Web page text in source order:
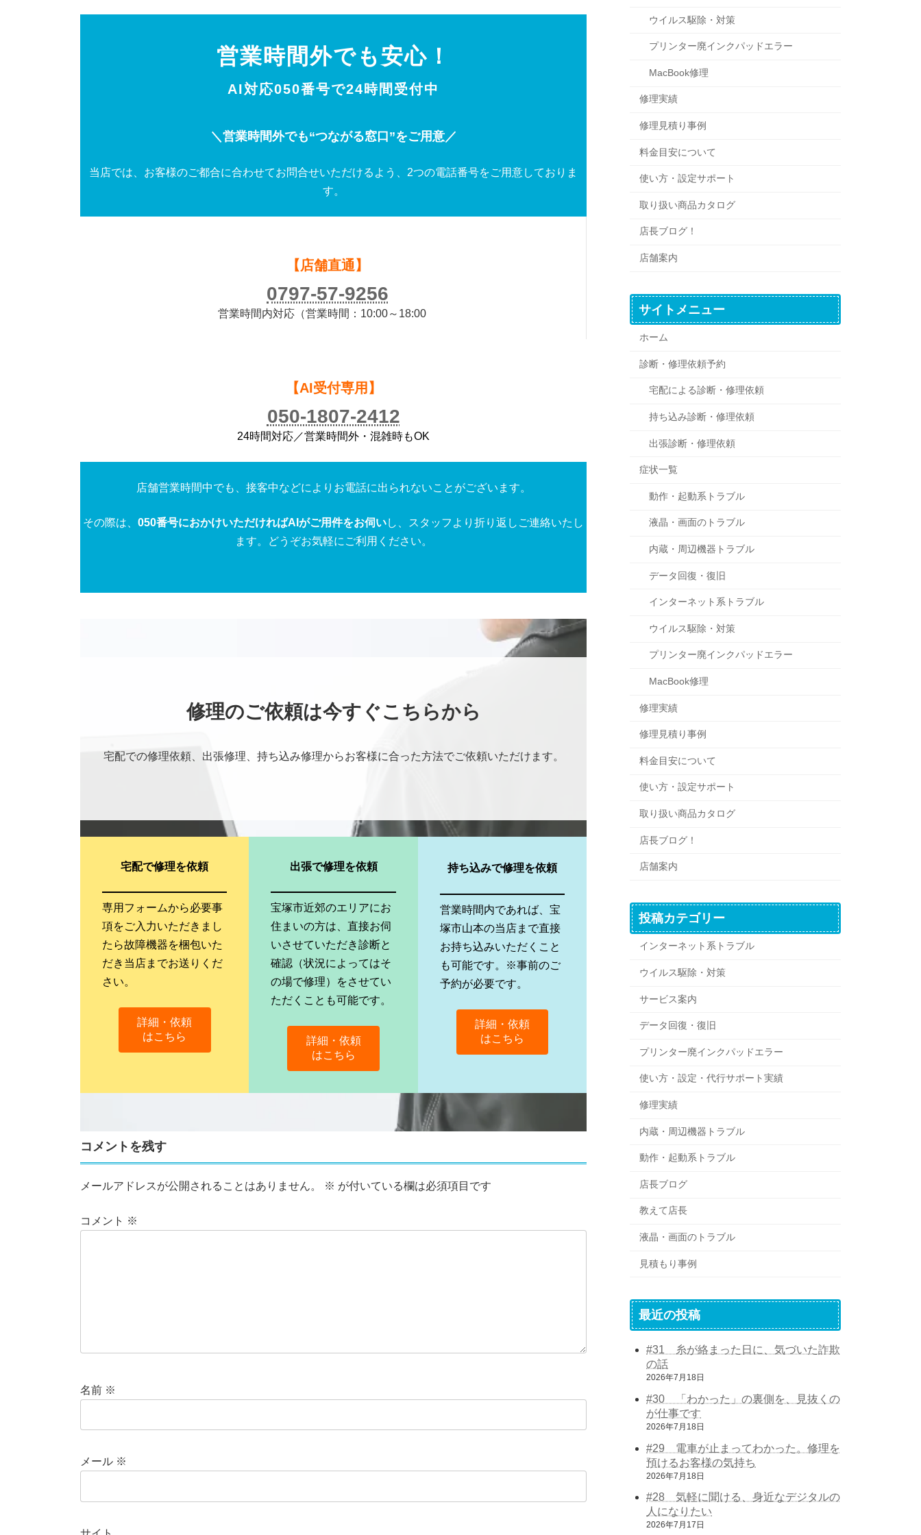
営業時間外でも安心！
AI対応050番号で24時間受付中
＼営業時間外でも“つながる窓口”をご用意／
当店では、お客様のご都合に合わせてお問合せいただけるよう、2つの電話番号をご用意しておりま
す。
【店舗直通】
0797-57-9256
営業時間内対応（営業時間：10:00～18:00
【AI受付専用】
050-1807-2412
24時間対応／営業時間外・混雑時もOK
店舗営業時間中でも、接客中などによりお電話に出られないことがございます。
その際は、050番号におかけいただければAIがご用件をお伺いし、スタッフより折り返しご連絡いたし
ます。どうぞお気軽にご利用ください。
修理のご依頼は今すぐこちらから
宅配での修理依頼、出張修理、持ち込み修理からお客様に合った方法でご依頼いただけます。
宅配で修理を依頼
専用フォームから必要事
項をご入力いただきまし
たら故障機器を梱包いた
だき当店までお送りくだ
さい。
詳細・依頼
はこちら
出張で修理を依頼
宝塚市近郊のエリアにお
住まいの方は、直接お伺
いさせていただき診断と
確認（状況によってはそ
の場で修理）をさせてい
ただくことも可能です。
詳細・依頼
はこちら
持ち込みで修理を依頼
営業時間内であれば、宝
塚市山本の当店まで直接
お持ち込みいただくこと
も可能です。※事前のご
予約が必要です。
詳細・依頼
はこちら
コメントを残す
メールアドレスが公開されることはありません。 ※ が付いている欄は必須項目です
コメント ※
名前 ※
メール ※
ウイルス駆除・対策
プリンター廃インクパッドエラー
MacBook修理
修理実績
修理見積り事例
料金目安について
使い方・設定サポート
取り扱い商品カタログ
店長ブログ！
店舗案内
サイトメニュー
ホーム
診断・修理依頼予約
宅配による診断・修理依頼
持ち込み診断・修理依頼
出張診断・修理依頼
症状一覧
動作・起動系トラブル
液晶・画面のトラブル
内蔵・周辺機器トラブル
データ回復・復旧
インターネット系トラブル
ウイルス駆除・対策
プリンター廃インクパッドエラー
MacBook修理
修理実績
修理見積り事例
料金目安について
使い方・設定サポート
取り扱い商品カタログ
店長ブログ！
店舗案内
投稿カテゴリー
インターネット系トラブル
ウイルス駆除・対策
サービス案内
データ回復・復旧
プリンター廃インクパッドエラー
使い方・設定・代行サポート実績
修理実績
内蔵・周辺機器トラブル
動作・起動系トラブル
店長ブログ
教えて店長
液晶・画面のトラブル
見積もり事例
最近の投稿
#31 糸が絡まった日に、気づいた詐欺
の話
2026年7月18日
#30 「わかった」の裏側を、見抜くの
が仕事です
2026年7月18日
#29 電車が止まってわかった。修理を
預けるお客様の気持ち
2026年7月18日
#28 気軽に聞ける、身近なデジタルの
人になりたい
2026年7月17日